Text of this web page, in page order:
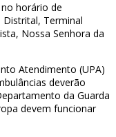
horário de
Terminal
Nossa Senhora da
Atendimento (UPA)
deverão
da Guarda
devem funcionar